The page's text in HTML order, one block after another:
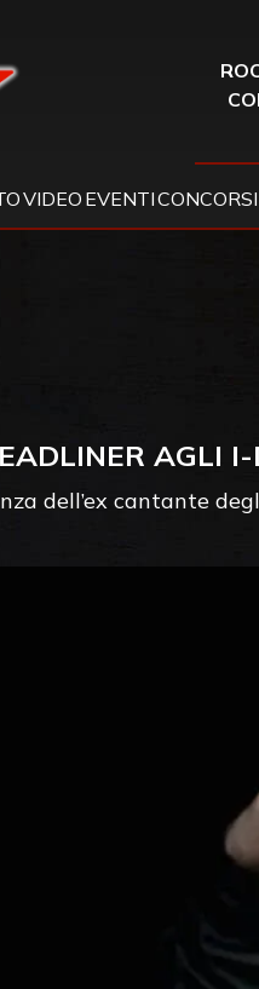
Radio
VIDEO EVENTICONCORSI
AGLI
dell’ex cantante